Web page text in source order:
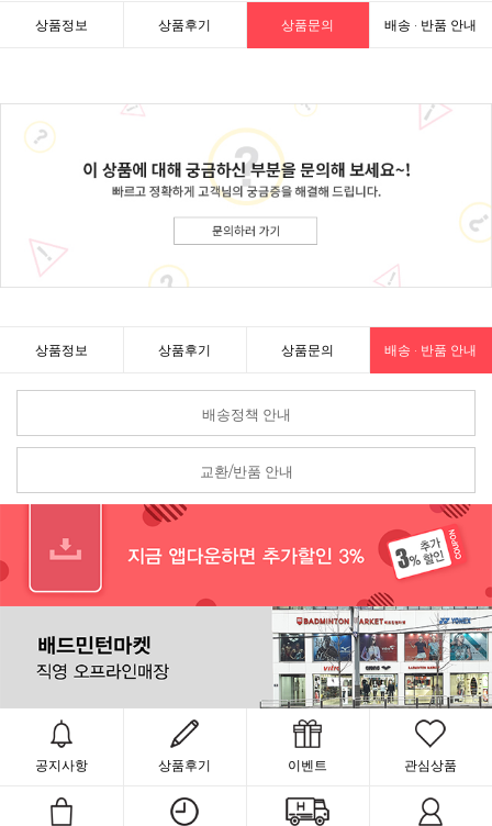
상품정보 상품후기 상품문의 배송 · 반품 안내
상품정보 상품후기 상품문의 배송 · 반품 안내
배송정책 안내
교환/반품 안내
공지사항 상품후기 이벤트 관심상품